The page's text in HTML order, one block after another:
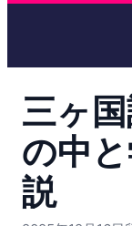
三ヶ
の中
説